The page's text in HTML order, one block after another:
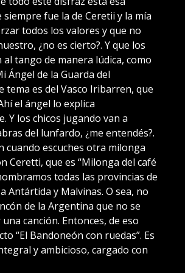
fue la de Ceretii y la mía
todos los valores y que no
¿no es cierto?. Y que los
al tango de manera lúdica, como
Ángel de la Guarda del
tema es del Vasco Iribarren, que
el ángel lo explica
Y los chicos jugando van a
del lunfardo, ¿me entendés?.
cuando escuches otra milonga
Ceretti, que es “Milonga del café
todas las provincias de
Antártida y Malvinas. O sea, no
de la Argentina que no se
canción. Entonces, de eso
“El Bandoneón con ruedas”. Es
y ambicioso, cargado con